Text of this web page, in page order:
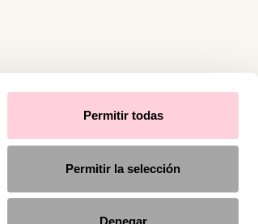
Permitir todas
Permitir la selección
Denegar